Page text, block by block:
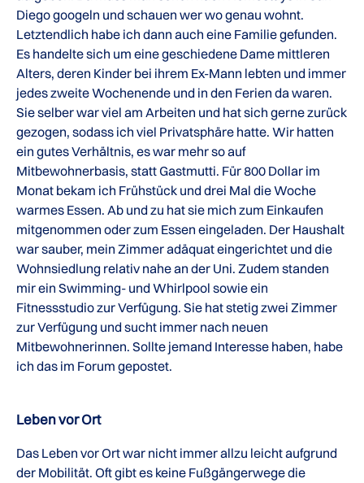
Diego googeln und schauen wer wo genau wohnt.
Letztendlich habe ich dann auch eine Familie gefunden.
Es handelte sich um eine geschiedene Dame mittleren
Alters, deren Kinder bei ihrem Ex-Mann lebten und immer
jedes zweite Wochenende und in den Ferien da waren.
Sie selber war viel am Arbeiten und hat sich gerne zurück
gezogen, sodass ich viel Privatsphäre hatte. Wir hatten
ein gutes Verhältnis, es war mehr so auf
Mitbewohnerbasis, statt Gastmutti. Für 800 Dollar im
Monat bekam ich Frühstück und drei Mal die Woche
warmes Essen. Ab und zu hat sie mich zum Einkaufen
mitgenommen oder zum Essen eingeladen. Der Haushalt
war sauber, mein Zimmer adäquat eingerichtet und die
Wohnsiedlung relativ nahe an der Uni. Zudem standen
mir ein Swimming- und Whirlpool sowie ein
Fitnessstudio zur Verfügung. Sie hat stetig zwei Zimmer
zur Verfügung und sucht immer nach neuen
Mitbewohnerinnen. Sollte jemand Interesse haben, habe
ich das im Forum gepostet.
Leben vor Ort
Das Leben vor Ort war nicht immer allzu leicht aufgrund
der Mobilität. Oft gibt es keine Fußgängerwege die